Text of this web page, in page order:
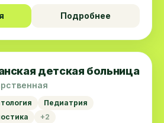
Подробнее
детская больница
Педиатрия
+2